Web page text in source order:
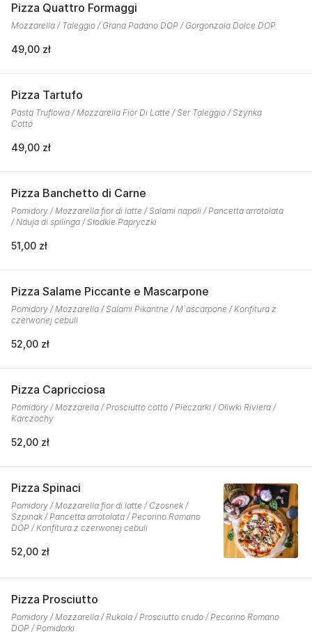
Pizza Quattro Formaggi
Mozzarella / Taleggio / Grana Padano DOP / Gorgonzola Dolce DOP
49,00 zł
Pizza Tartufo
Pasta Truflowa / Mozzarella Fior Di Latte / Ser Taleggio / Szynka
Cotto
49,00 zł
Pizza Banchetto di Carne
Pomidory / Mozzarella fior di latte / Salami napoli / Pancetta arrotolata
/ Nduja di spilinga / Słodkie Papryczki
51,00 zł
Pizza Salame Piccante e Mascarpone
Pomidory / Mozzarella / Salami Pikantne / M`ascarpone / Konfitura z
czerwonej cebuli
52,00 zł
Pizza Capricciosa
Pomidory / Mozzarella / Prosciutto cotto / Pieczarki / Oliwki Riviera /
Karczochy
52,00 zł
Pizza Spinaci
Pomidory / Mozzarella fior di latte / Czosnek /
Szpinak / Pancetta arrotolata / Pecorino Romano
DOP / Konfitura z czerwonej cebuli
52,00 zł
Pizza Prosciutto
Pomidory / Mozzarella / Rukola / Prosciutto crudo / Pecorino Romano
DOP / Pomidorki